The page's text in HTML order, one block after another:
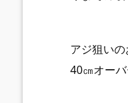
アジ狙いの
40㎝オー